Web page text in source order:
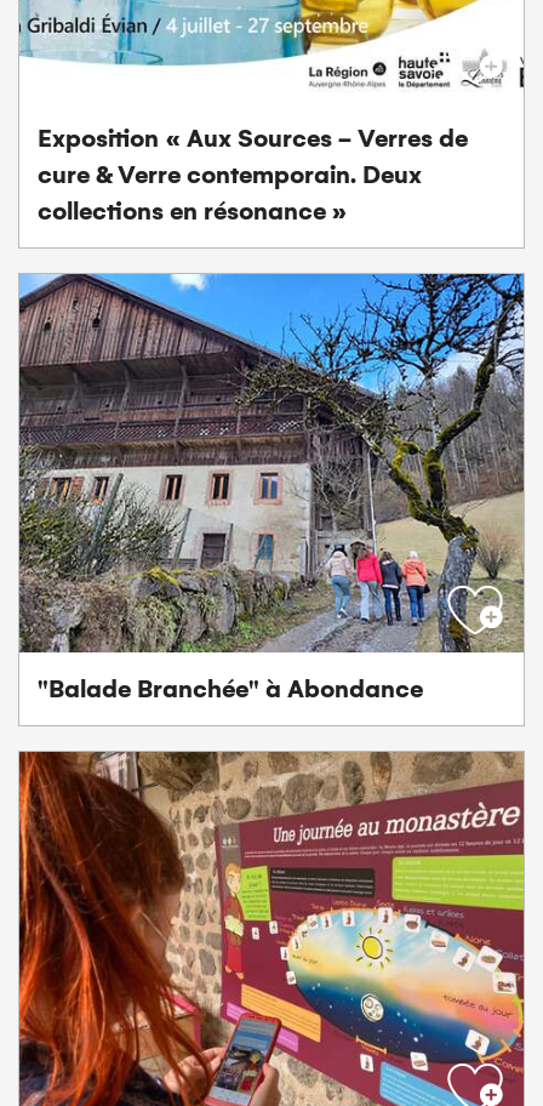
Exposition « Aux Sources - Verres de
cure & Verre contemporain. Deux
collections en résonance »
"Balade Branchée" à Abondance